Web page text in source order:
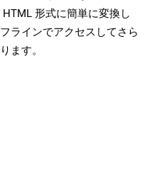
形式に簡単に変換し
ラインでアクセスしてさら
ます。